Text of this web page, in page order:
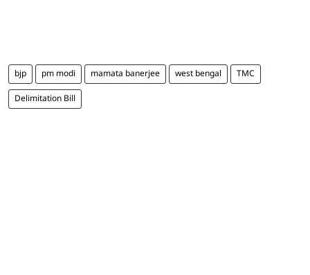
bjp pm modi mamata banerjee west bengal TMC
Delimitation Bill